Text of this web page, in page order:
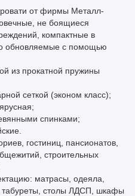
от фирмы Металл-
не боящиеся
компактные в
обновляемые с помощью
из прокатной пружины
сеткой (эконом класс);
спинками;
гостиниц, пансионатов,
строительных
матрасы, одеяла,
табуреты, столы ЛДСП, шкафы